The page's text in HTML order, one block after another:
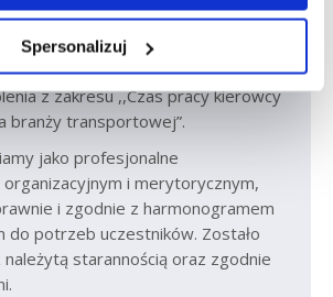
Spersonalizuj
Sp. z o.o. w dniach 23, 24
przeprowadziła dla naszej
z zakresu ,,Czas pracy kierowcy
branży transportowej”.
jako profesjonalne
i merytorycznym,
i zgodnie z harmonogramem
do potrzeb uczestników. Zostało
starannością oraz zgodnie